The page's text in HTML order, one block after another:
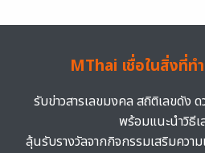
MThai เชื่อในสิ่งที่ท
รับข่าวสารเลขมงคล สถิติเลขดัง
พร้อมแนะนำวิธีเ
ลุ้นรับรางวัลจากกิจกรรมเสริมควา